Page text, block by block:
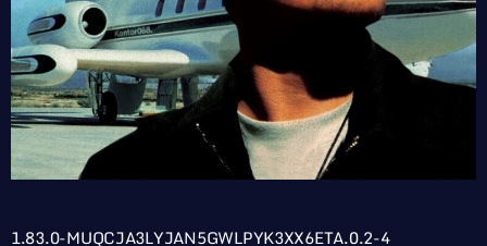
1.83.0-MUQCJA3LYJAN5GWLPYK3XX6ETA.0.2-4